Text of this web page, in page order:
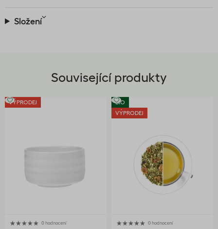
Složení
Související produkty
VÝPRODEJ
0 hodnocení
BIO
VÝPRODEJ
0 hodnocení